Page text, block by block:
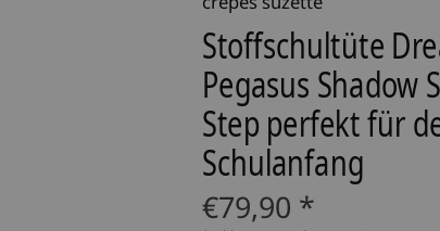
Stoffschultüte
Pegasus Shadow
Step perfekt für
Schulanfang
€79,90 *